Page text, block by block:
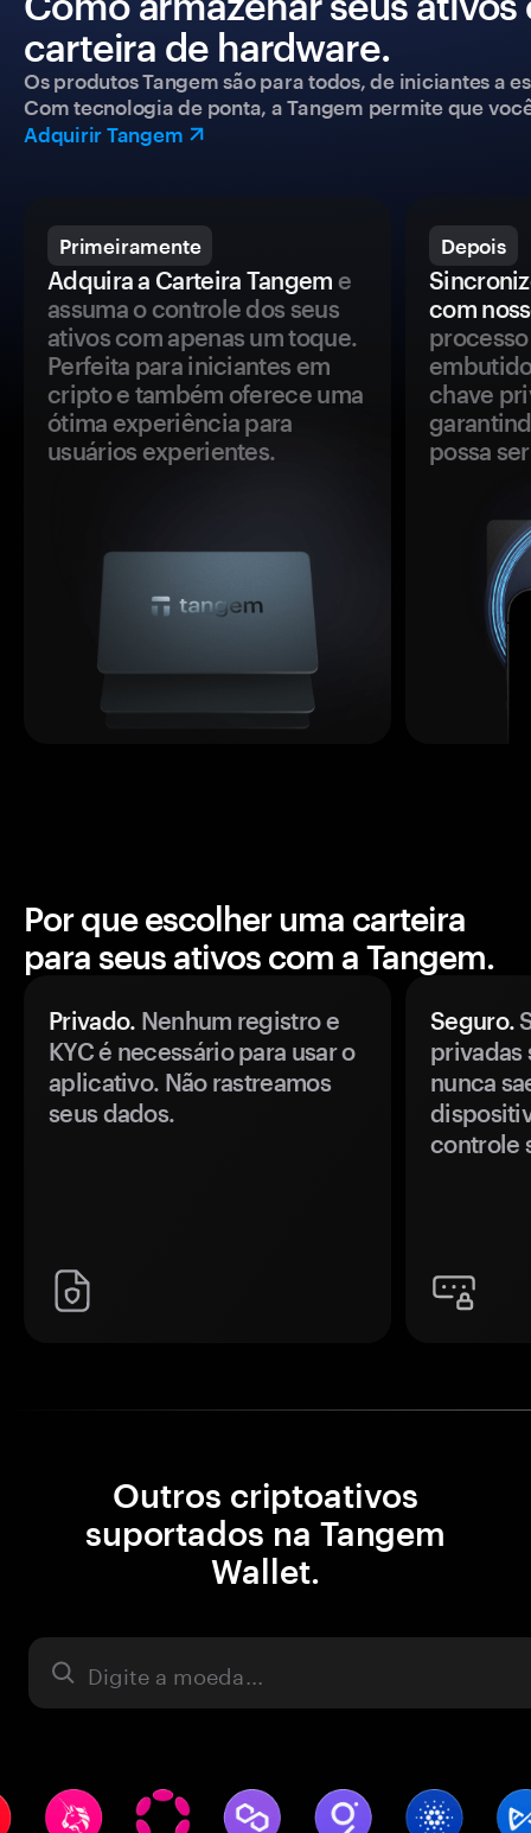
carteira de hardware.
Os produtos Tangem são para todos, de iniciantes a
Com tecnologia de ponta, a Tangem permite que
Adquirir Tangem
Primeiramente
Adquira a Carteira Tangem e
assuma o controle dos seus
ativos com apenas um toque.
Perfeita para iniciantes em
cripto e também oferece uma
ótima experiência para
usuários experientes.
Depois
com
chave
possa
Por que escolher uma carteira
para seus ativos com a Tangem.
Privado. Nenhum registro e
KYC é necessário para usar o
aplicativo. Não rastreamos
seus dados.
Seguro.
privadas
nunca
controle
Outros criptoativos
suportados na Tangem
Wallet.
Ativo